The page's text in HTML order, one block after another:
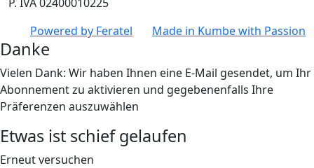
Powered by Feratel Made in Kumbewith Passion
Danke
Vielen Dank: Wir haben Ihnen eine E-Mail gesendet, um Ihr
Abonnement zu aktivieren und gegebenenfalls Ihre
Präferenzen auszuwählen
Etwas ist schief gelaufen
Erneut versuchen